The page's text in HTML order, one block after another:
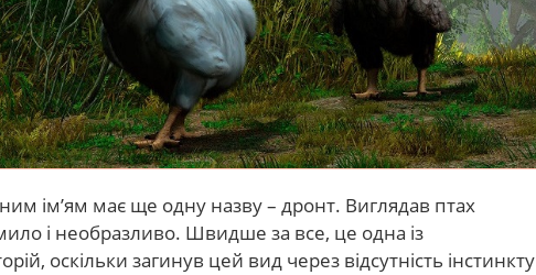
ім’ям має ще одну назву – дронт. Виглядав птах
і необразливо. Швидше за все, це одна із
оскільки загинув цей вид через відсутність інстинкту